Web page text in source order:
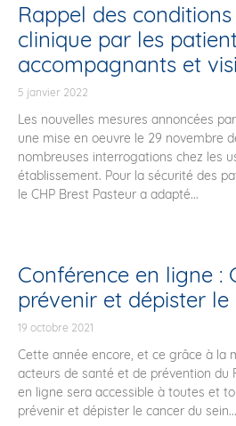
Rappel des conditions
clinique par les
accompagnants et
5 janvier 2022
Les nouvelles mesures annoncées
une mise en oeuvre le 29 novembre
nombreuses interrogations chez les
établissement. Pour la sécurité des
le CHP Brest Pasteur a adapté...
Conférence en ligne :
prévenir et dépister le
19 octobre 2021
Cette année encore, et ce grâce à la
acteurs de santé et de prévention du
en ligne sera accessible à toutes et
prévenir et dépister le cancer du sein...